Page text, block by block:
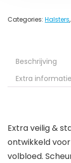
Categories: Halsters,
Beschrijving
Extra informatie
Extra veilig &
ontwikkeld
volbloed.